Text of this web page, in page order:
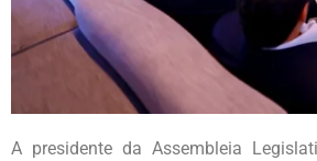
A presidente da Assembleia